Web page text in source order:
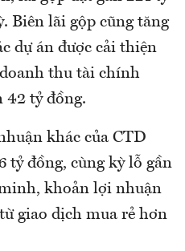
Biên lãi gộp cũng tăng
dự án được cải thiện
thu tài chính
42 tỷ đồng.
khác của CTD
tỷ đồng, cùng kỳ lỗ gần
khoản lợi nhuận
giao dịch mua rẻ hơn